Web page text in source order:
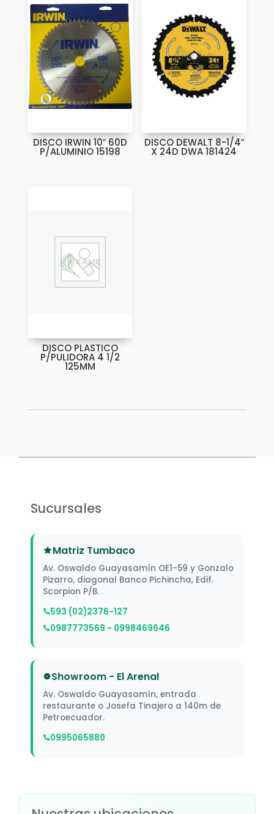
DISCO IRWIN 10″ 60D
P/ALUMINIO 15198
DISCO DEWALT 8-1/4″
X 24D DWA 181424
DISCO PLASTICO
P/PULIDORA 4 1/2
125MM
Sucursales
Matriz Tumbaco
Av. Oswaldo Guayasamín OE1-59 y Gonzalo
Pizarro, diagonal Banco Pichincha, Edif.
Scorpion P/B.
593 (02)2376-127
0987773569 - 0998469646
Showroom - El Arenal
Av. Oswaldo Guayasamín, entrada
restaurante o Josefa Tinajero a 140m de
Petroecuador.
0995065880